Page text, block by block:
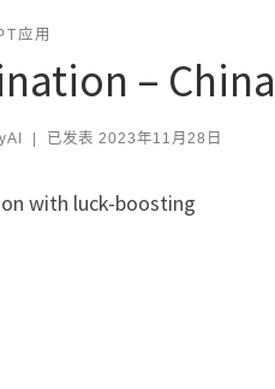
应用
– China
已发表 2023年11月28日
with luck-boosting